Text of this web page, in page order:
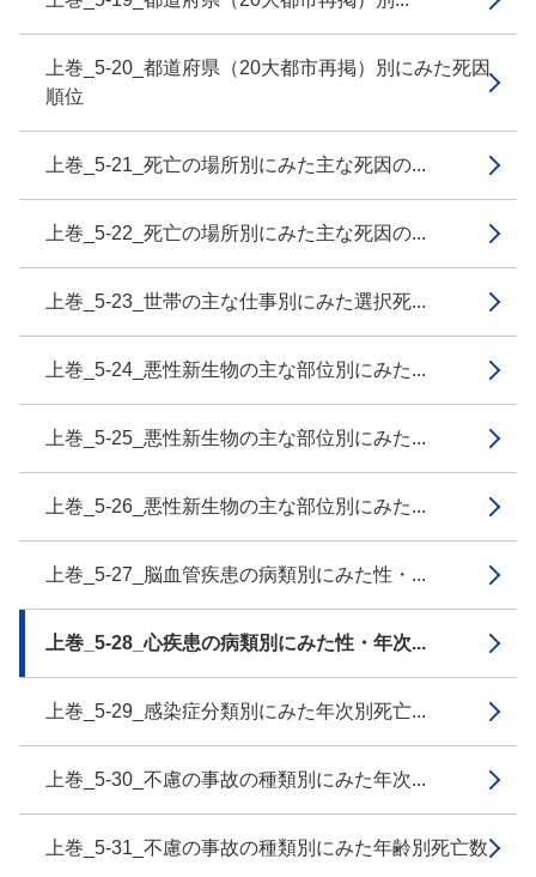
上巻_5-20_都道府県（20大都市再掲）別にみた死因
順位
上巻_5-21_死亡の場所別にみた主な死因の...
上巻_5-22_死亡の場所別にみた主な死因の...
上巻_5-23_世帯の主な仕事別にみた選択死...
上巻_5-24_悪性新生物の主な部位別にみた...
上巻_5-25_悪性新生物の主な部位別にみた...
上巻_5-26_悪性新生物の主な部位別にみた...
上巻_5-27_脳血管疾患の病類別にみた性・...
上巻_5-28_心疾患の病類別にみた性・年次...
上巻_5-29_感染症分類別にみた年次別死亡...
上巻_5-30_不慮の事故の種類別にみた年次...
上巻_5-31_不慮の事故の種類別にみた年齢別死亡数